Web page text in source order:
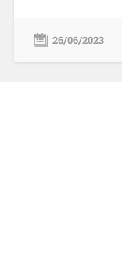
26/06/2023